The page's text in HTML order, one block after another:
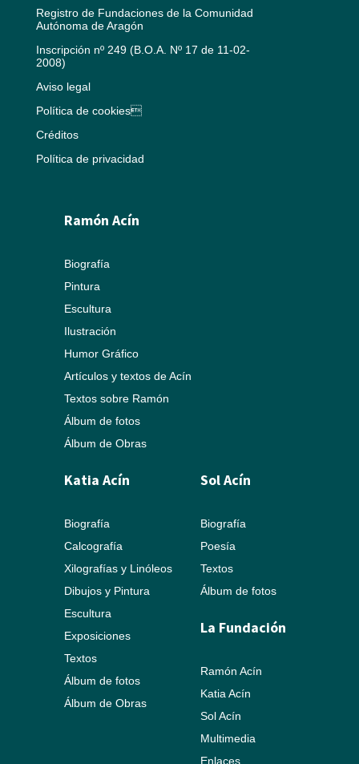
Registro de Fundaciones de la Comunidad
Autónoma de Aragón
Inscripción nº 249 (B.O.A. Nº 17 de 11-02-
2008)
Aviso legal
Política de cookies
Créditos
Política de privacidad
Ramón Acín
Biografía
Pintura
Escultura
Ilustración
Humor Gráfico
Artículos y textos de Acín
Textos sobre Ramón
Álbum de fotos
Álbum de Obras
Katia Acín
Biografía
Calcografía
Xilografías y Linóleos
Dibujos y Pintura
Escultura
Exposiciones
Textos
Álbum de fotos
Álbum de Obras
Sol Acín
Biografía
Poesía
Textos
Álbum de fotos
La Fundación
Ramón Acín
Katia Acín
Sol Acín
Multimedia
Enlaces